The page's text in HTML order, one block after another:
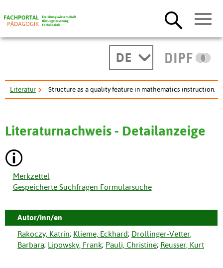
DE
Literatur Structure as a quality feature in mathematics instruction.
Literaturnachweis - Detailanzeige
Merkzettel
Gespeicherte Suchfragen Formularsuche
Autor/inn/en
Rakoczy, Katrin; Klieme, Eckhard; Drollinger-Vetter,
Barbara; Lipowsky, Frank; Pauli, Christine; Reusser, Kurt